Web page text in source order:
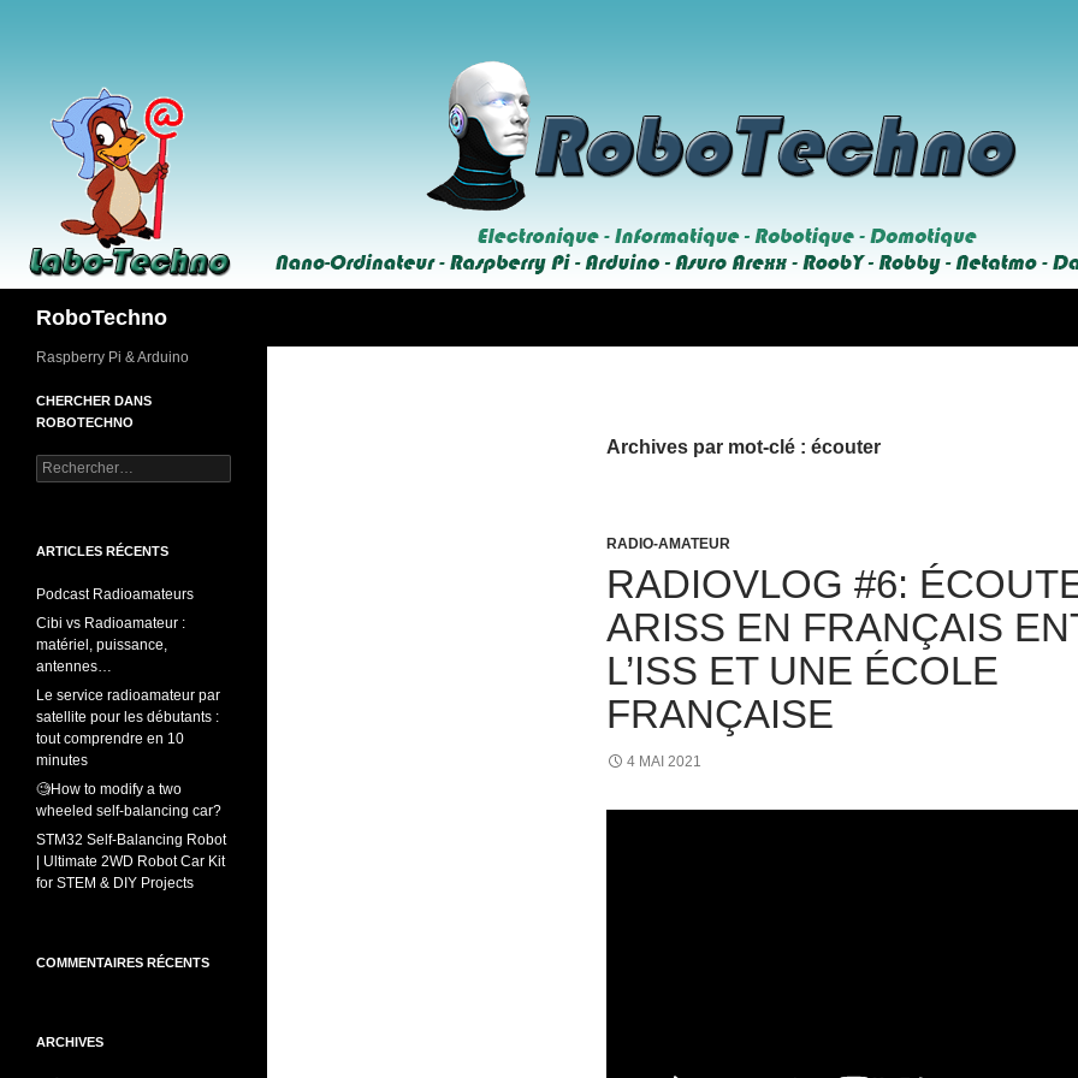
RoboTechno
Archives par mot-clé : écouter
RADIO-AMATEUR
RADIOVLOG #6:
ARISS EN FRANÇAIS
L’ISS ET UNE ÉCOLE
FRANÇAISE
4 MAI 2021
Raspberry Pi & Arduino
CHERCHER DANS
ROBOTECHNO
Rechercher :
ARTICLES RÉCENTS
Podcast Radioamateurs
Cibi vs Radioamateur :
matériel, puissance,
antennes…
Le service radioamateur par
satellite pour les débutants :
tout comprendre en 10
minutes
🧐How to modify a two
wheeled self-balancing car?
STM32 Self-Balancing Robot
| Ultimate 2WD Robot Car Kit
for STEM & DIY Projects
COMMENTAIRES RÉCENTS
ARCHIVES